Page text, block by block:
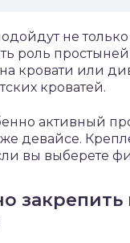
не
роль
кровати или
кроватей.
активный
девайсе.
вы выберете